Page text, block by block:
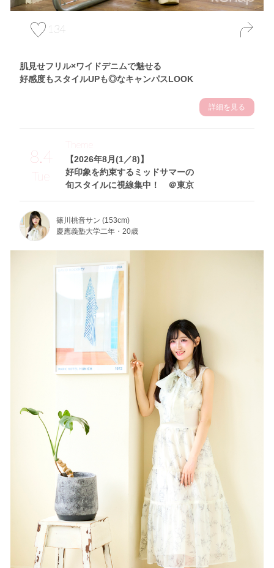
134
肌見せフリル×ワイドデニムで魅せる
好感度もスタイルUPも◎なキャンパスLOOK
詳細を見る
8.4
Tue
【2026年8月(1／8)】
好印象を約束するミッドサマーの
旬スタイルに視線集中！ ＠東京
Theme
篠川桃音サン (153cm)
慶應義塾大学二年・20歳